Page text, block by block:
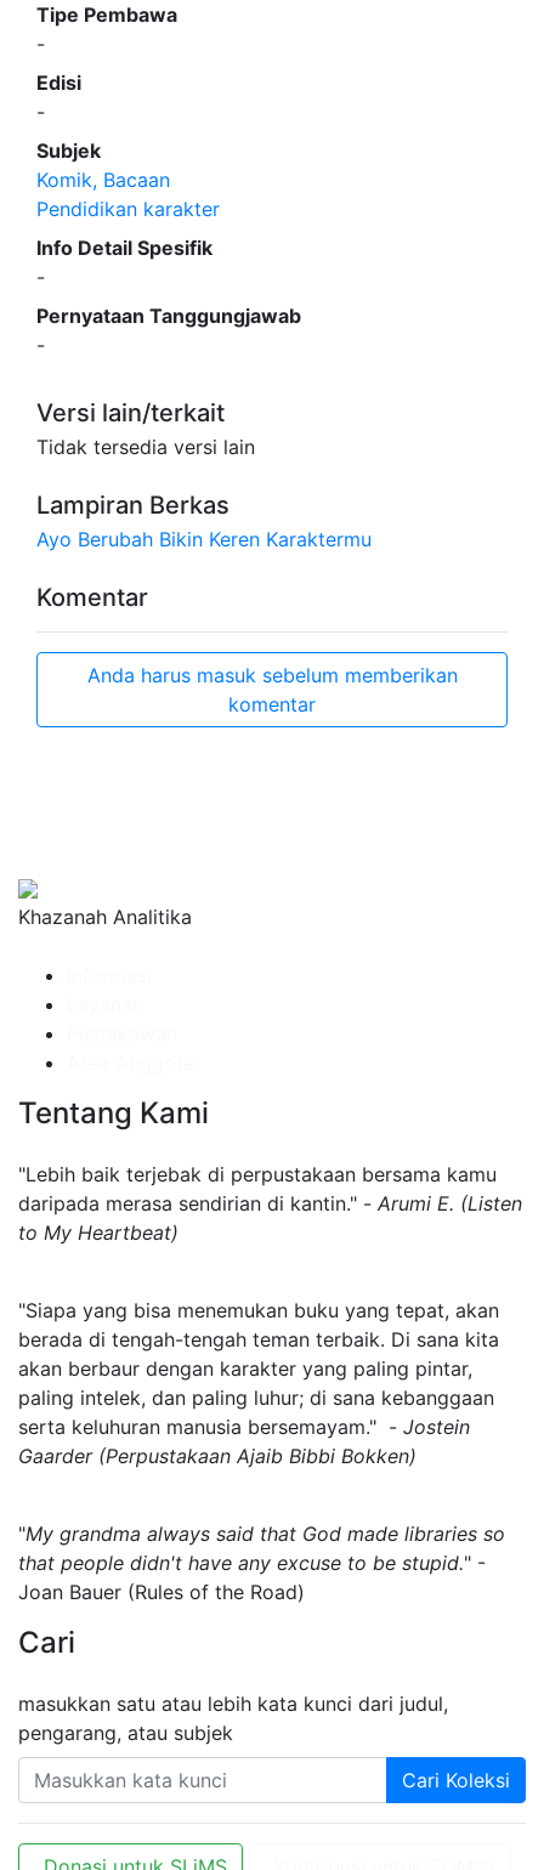
Tipe Pembawa
-
Edisi
-
Subjek
Komik, Bacaan
Pendidikan karakter
Info Detail Spesifik
-
Pernyataan Tanggungjawab
-
Versi lain/terkait
Tidak tersedia versi lain
Lampiran Berkas
Ayo Berubah Bikin Keren Karaktermu
Komentar
Anda harus masuk sebelum memberikan
komentar
Khazanah Analitika
Tentang Kami
"Lebih baik terjebak di perpustakaan bersama kamu
daripada merasa sendirian di kantin." - Arumi E. (Listen
to My Heartbeat)
"Siapa yang bisa menemukan buku yang tepat, akan
berada di tengah-tengah teman terbaik. Di sana kita
akan berbaur dengan karakter yang paling pintar,
paling intelek, dan paling luhur; di sana kebanggaan
serta keluhuran manusia bersemayam." - Jostein
Gaarder (Perpustakaan Ajaib Bibbi Bokken)
"My grandma always said that God made libraries so
that people didn't have any excuse to be stupid." -
Joan Bauer (Rules of the Road)
Cari
masukkan satu atau lebih kata kunci dari judul,
pengarang, atau subjek
Cari Koleksi